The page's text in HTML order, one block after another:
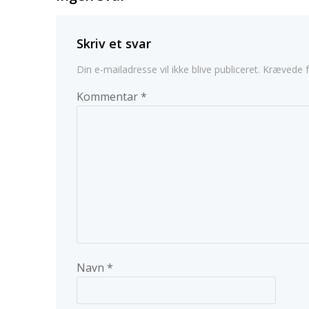
Skriv et svar
Din e-mailadresse vil ikke blive publiceret. Krævede
Kommentar*
Navn *